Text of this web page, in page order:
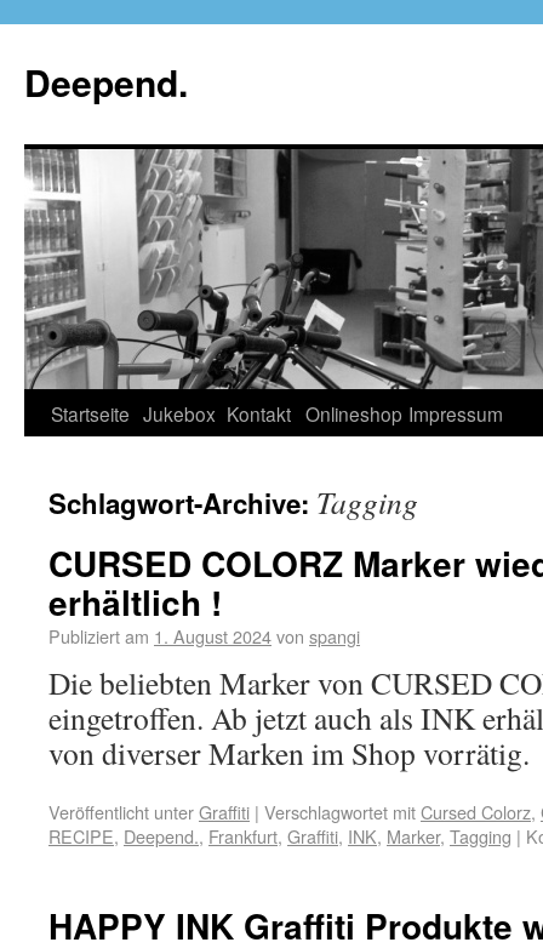
Deepend.
Startseite Jukebox Kontakt Onlineshop Impressum
Schlagwort-Archive: Tagging
CURSED COLORZ Marker
erhältlich !
Publiziert am 1. August 2024von spangi
Die beliebten Marker von CURSED
eingetroffen. Ab jetzt auch als INK
von diverser Marken im Shop vorrätig.
Veröffentlicht unterGraffiti | Verschlagwortet mitCursed Colorz,
RECIPE, Deepend., Frankfurt, Graffiti, INK, Marker, Tagging |
HAPPY INK Graffiti Produkte